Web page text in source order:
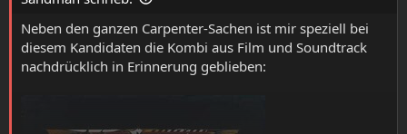
n
Neben den ganzen Carpenter-Sachen ist mir speziell bei
diesem Kandidaten die Kombi aus Film und Soundtrack
nachdrücklich in Erinnerung geblieben: